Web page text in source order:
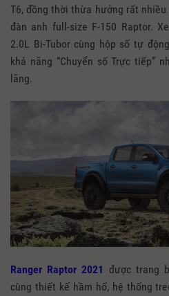
T6, đồng thời thừa hưởng rất
đàn anh full-size F-150 Raptor.
2.0L Bi-Tubor cùng hộp số tự
khả năng “Chuyển số Trực tiếp”
lăng.
Ranger Raptor 2021 được trang
cùng thiết kế hầm hố, hệ thống